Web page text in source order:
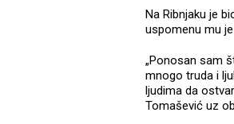
Na Ribnjaku je
uspomenu mu je
„Ponosan sam
mnogo truda i
ljudima da
Tomašević uz